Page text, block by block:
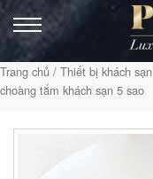
Trang chủ / Thiết bị khách sạn
choàng tắm khách sạn 5 sao